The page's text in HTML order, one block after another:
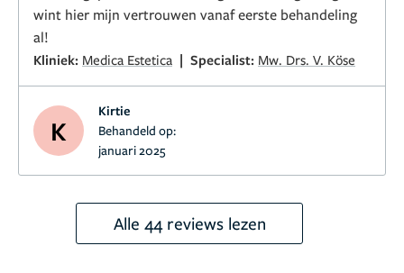
wint hier mijn vertrouwen vanaf eerste behandeling
al!
Kliniek: Medica Estetica | Specialist: Mw. Drs. V. Köse
K
Kirtie
Behandeld op:
januari 2025
Alle 44 reviews lezen